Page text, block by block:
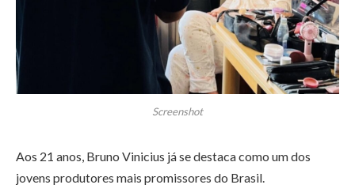
Screenshot
Aos 21 anos, Bruno Vinicius já se destaca como um dos
jovens produtores mais promissores do Brasil.